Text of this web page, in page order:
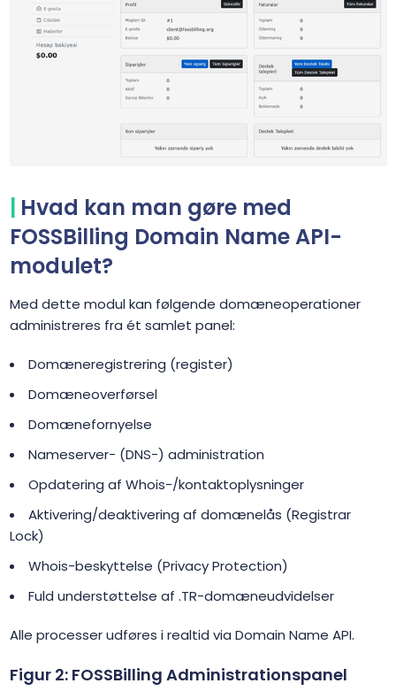
Hvad kan man gøre med
FOSSBilling Domain Name API-
modulet?
Med dette modul kan følgende domæneoperationer
administreres fra ét samlet panel:
Domæneregistrering (register)
Domæneoverførsel
Domænefornyelse
Nameserver- (DNS-) administration
Opdatering af Whois-/kontaktoplysninger
Aktivering/deaktivering af domænelås (Registrar
Lock)
Whois-beskyttelse (Privacy Protection)
Fuld understøttelse af .TR-domæneudvidelser
Alle processer udføres i realtid via Domain Name API.
Figur 2: FOSSBilling Administrationspanel